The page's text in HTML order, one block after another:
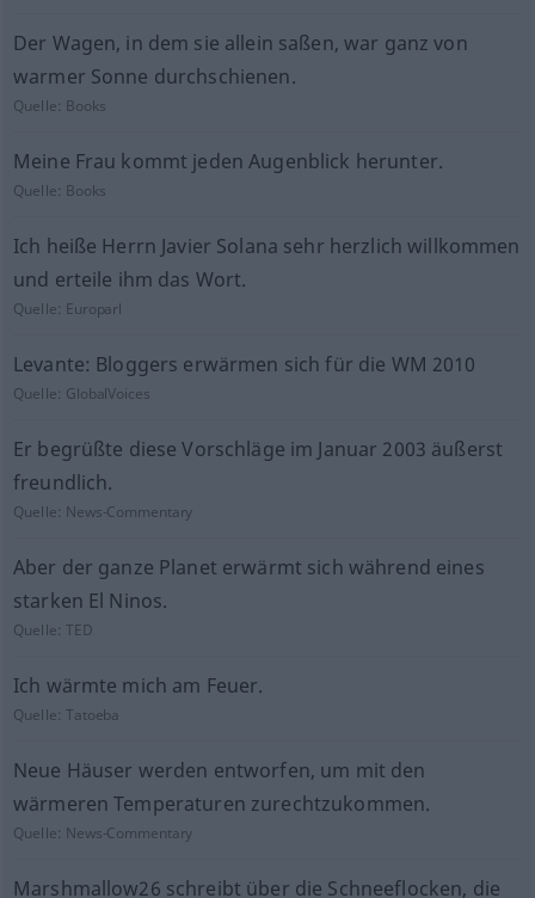
Der Wagen, in dem sie allein saßen, war ganz von
warmer Sonne durchschienen.
Quelle: Books
Meine Frau kommt jeden Augenblick herunter.
Quelle: Books
Ich heiße Herrn Javier Solana sehr herzlich willkommen
und erteile ihm das Wort.
Quelle: Europarl
Levante: Bloggers erwärmen sich für die WM 2010
Quelle: GlobalVoices
Er begrüßte diese Vorschläge im Januar 2003 äußerst
freundlich.
Quelle: News-Commentary
Aber der ganze Planet erwärmt sich während eines
starken El Ninos.
Quelle:TED
Ich wärmte mich am Feuer.
Quelle:Tatoeba
Neue Häuser werden entworfen, um mit den
wärmeren Temperaturen zurechtzukommen.
Quelle: News-Commentary
Marshmallow26 schreibt über die Schneeflocken, die